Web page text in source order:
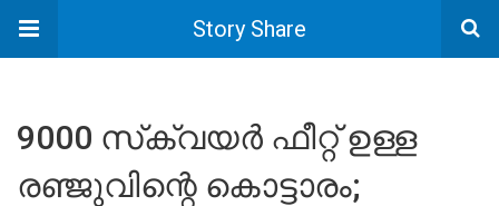
Story Share
9000 സ്‌ക്വയർ ഫീറ്റ് ഉള്ള
രഞ്ജുവിന്റെ കൊട്ടാരം;